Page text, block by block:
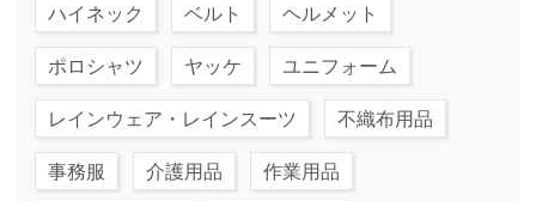
ハイネック ベルト ヘルメット
ポロシャツ ヤッケ ユニフォーム
レインウェア・レインスーツ 不織布用品
事務服 介護用品 作業用品